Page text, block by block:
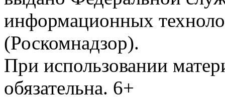
информационных
(Роскомнадзор).
При использовании
обязательна. 6+